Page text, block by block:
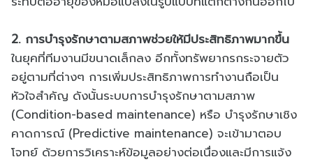
2. การบำรุงรักษาตามสภาพช่วยให้มีประสิทธิภาพมากขึ้น
ในยุคที่ทีมงานมีขนาดเล็กลง อีกทั้งทรัพยากรกระจายตัว
อยู่ตามที่ต่างๆ การเพิ่มประสิทธิภาพการทำงานถือเป็น
หัวใจสำคัญ ดังนั้นระบบการบำรุงรักษาตามสภาพ
(Condition-based maintenance) หรือ บำรุงรักษาเชิง
คาดการณ์ (Predictive maintenance) จะเข้ามาตอบ
โจทย์ ด้วยการวิเคราะห์ข้อมูลอย่างต่อเนื่องและมีการแจ้ง